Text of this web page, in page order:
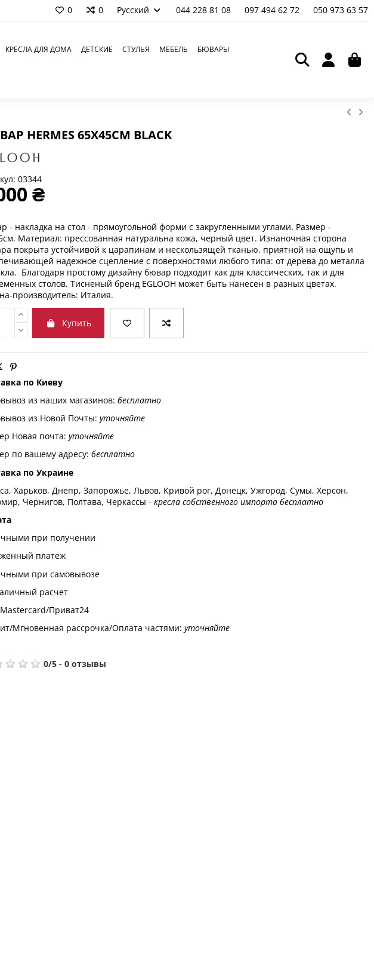
0 0 Русский 044 228 81 08 097 494 62 72 050 973 63 57
КРЕСЛА ДЛЯ ДОМА ДЕТСКИЕ СТУЛЬЯ МЕБЕЛЬ БЮВАРЫ
HERMES 65X45СМ BLACK
03344
₴
- накладка на стол - прямоугольной форми с закругленными углами. Размер -
Материал: прессованная натуральна кожа, черный цвет. Изнаночная сторона
покрыта устойчивой к царапинам и нескользящей тканью, приятной на ощупь и
надежное сцепление с поверхностями любого типа: от дерева до металла
Благодаря простому дизайну бювар подходит как для классических, так и для
столов. Тисненый бренд EGLOOH может быть нанесен в разных цветах.
производитель: Италия.
Купить
по Киеву
из наших магазинов: бесплатно
из Новой Почты: уточняйте
Новая почта: уточняйте
по вашему адресу: бесплатно
по Украине
Харьков, Днепр, Запорожье, Львов, Кривой рог, Донецк, Ужгород, Сумы, Херсон,
Чернигов, Полтава, Черкассы - кресла собственного импорта бесплатно
при получении
платеж
при самовывозе
расчет
Mastercard/Приват24
Мгновенная рассрочка/Оплата частями: уточняйте
0/5- 0 отзывы